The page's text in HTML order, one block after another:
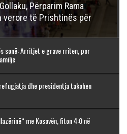
Përparim Rama
verore të Prishtinës për
sonë: Arritjet e grave rriten, por
dhe presidentja takohen
me Kosovën, fiton 4:0 në